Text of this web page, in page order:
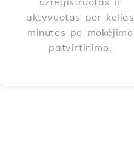
aktyvuotas per kelias
minutes po mokėjimo
patvirtinimo.